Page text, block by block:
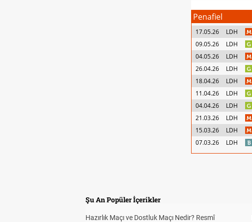
Penafiel
17.05.26
LDH
09.05.26
LDH
04.05.26
LDH
26.04.26
LDH
18.04.26
LDH
11.04.26
LDH
04.04.26
LDH
21.03.26
LDH
15.03.26
LDH
07.03.26
LDH
Şu An Popüler İçerikler
Hazırlık Maçı ve Dostluk Maçı Nedir? Resmî